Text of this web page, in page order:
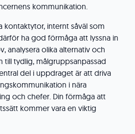
kommunikation.
kontaktytor, internt såväl som
ha god förmåga att lyssna in
analysera olika alternativ och
till tydlig, målgruppsanpassad
del i uppdraget är att driva
i nära
och chefer. Din förmåga att
kommer vara en viktig